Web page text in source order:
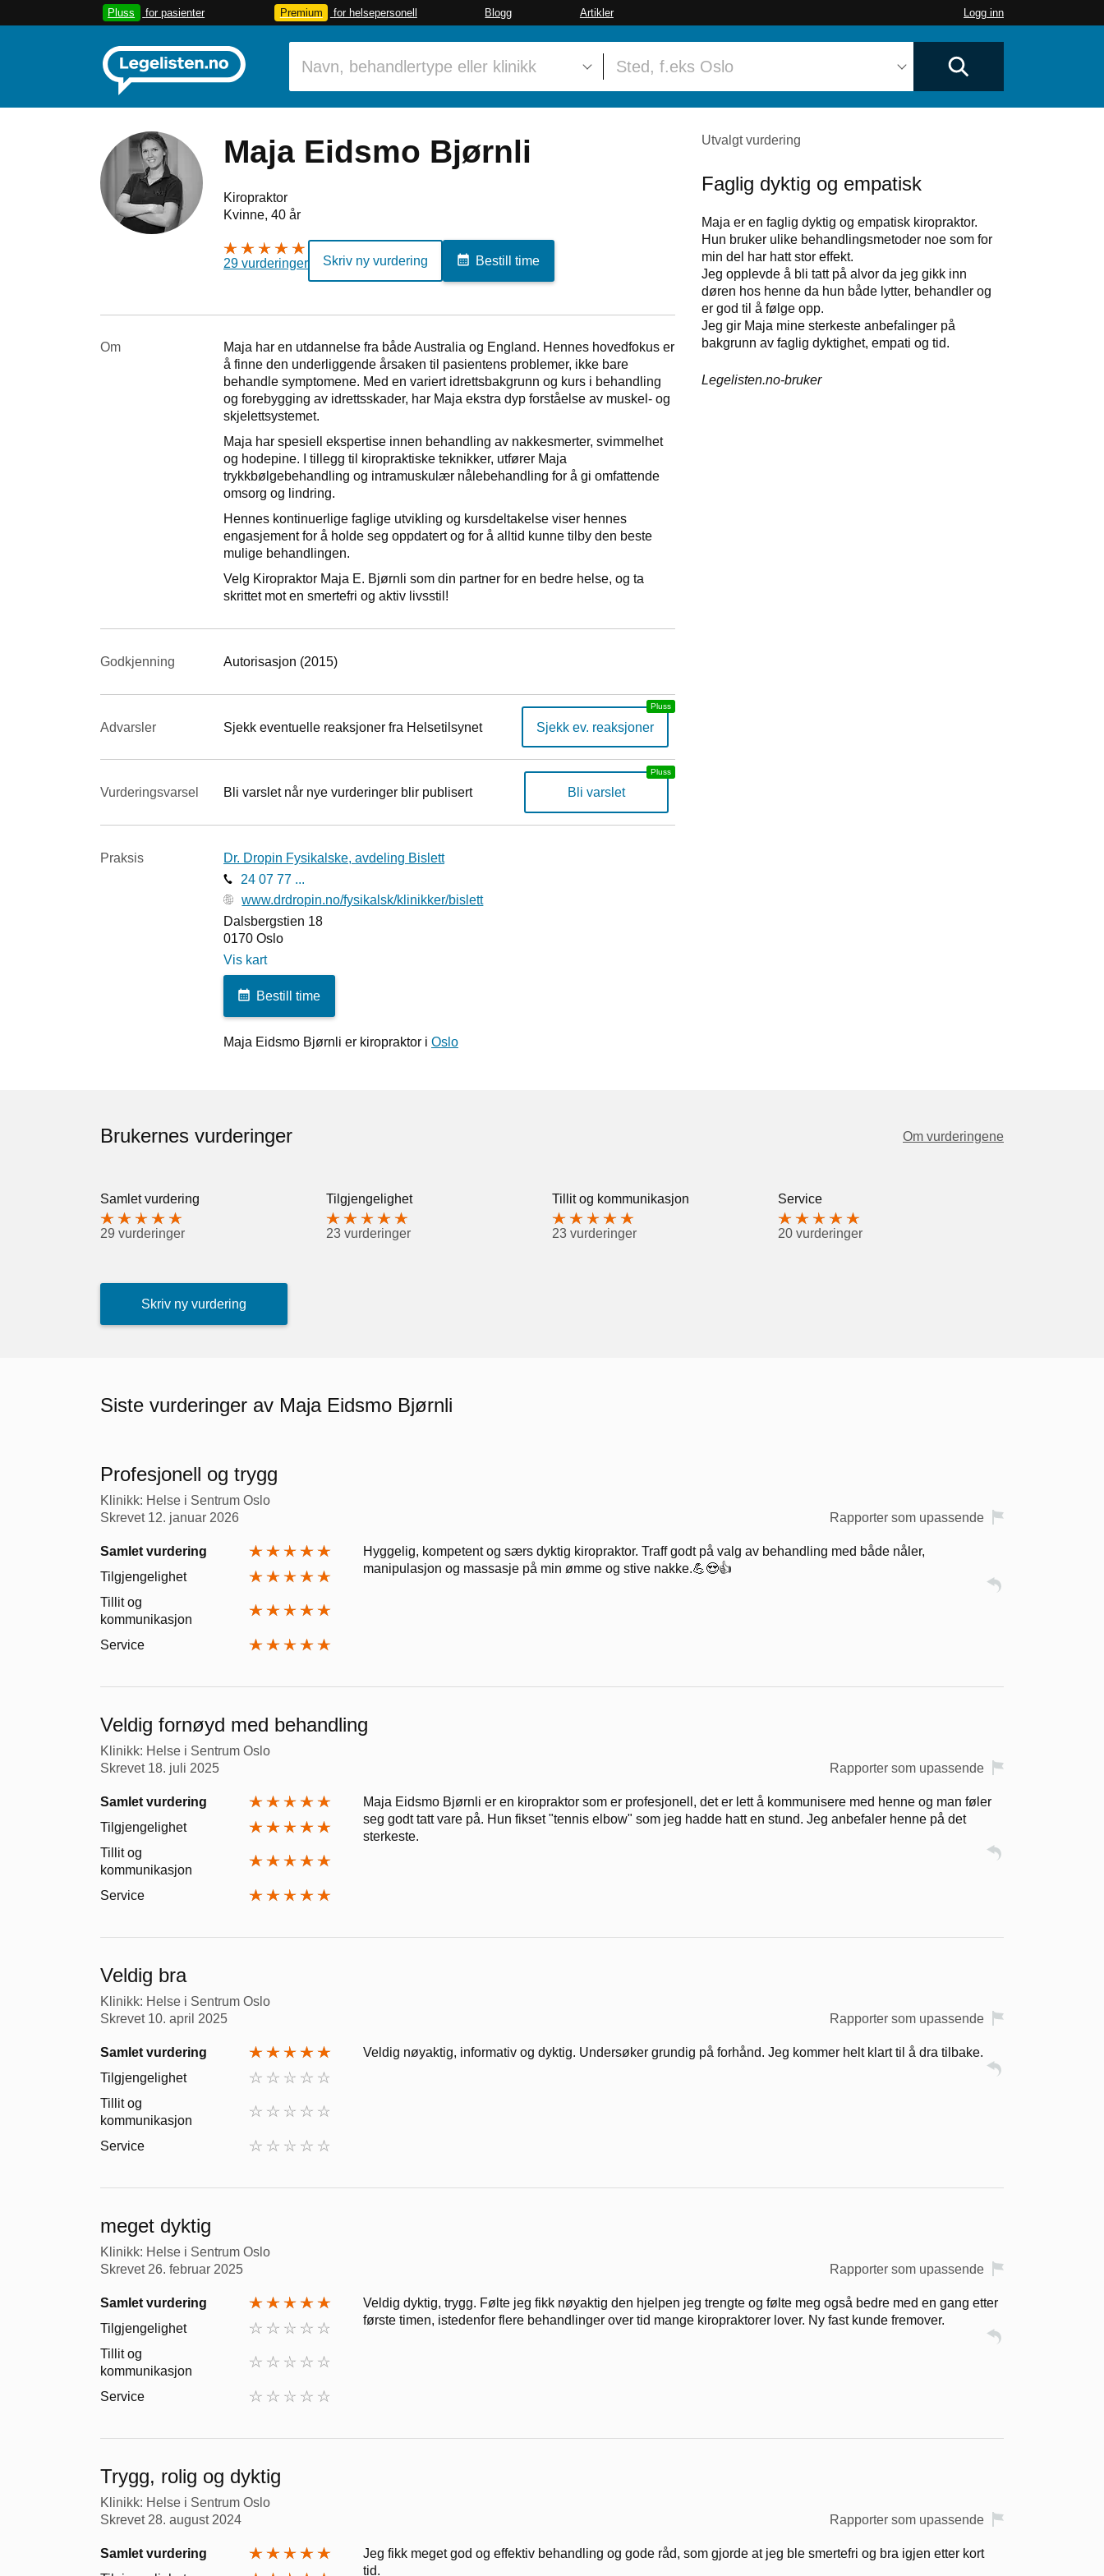
Pluss for pasienter Premium for helsepersonell Blogg Artikler Logg inn
Maja Eidsmo Bjørnli
Kiropraktor
Kvinne, 40 år
29 vurderinger Skriv ny vurdering Bestill time
Utvalgt vurdering
Faglig dyktig og empatisk
Maja er en faglig dyktig og empatisk kiropraktor.
Hun bruker ulike behandlingsmetoder noe som for
min del har hatt stor effekt.
Jeg opplevde å bli tatt på alvor da jeg gikk inn
døren hos henne da hun både lytter, behandler og
er god til å følge opp.
Jeg gir Maja mine sterkeste anbefalinger på
bakgrunn av faglig dyktighet, empati og tid.
Legelisten.no-bruker
Om
Maja har en utdannelse fra både Australia og England. Hennes hovedfokus er
å finne den underliggende årsaken til pasientens problemer, ikke bare
behandle symptomene. Med en variert idrettsbakgrunn og kurs i behandling
og forebygging av idrettsskader, har Maja ekstra dyp forståelse av muskel- og
skjelettsystemet.
Maja har spesiell ekspertise innen behandling av nakkesmerter, svimmelhet
og hodepine. I tillegg til kiropraktiske teknikker, utfører Maja
trykkbølgebehandling og intramuskulær nålebehandling for å gi omfattende
omsorg og lindring.
Hennes kontinuerlige faglige utvikling og kursdeltakelse viser hennes
engasjement for å holde seg oppdatert og for å alltid kunne tilby den beste
mulige behandlingen.
Velg Kiropraktor Maja E. Bjørnli som din partner for en bedre helse, og ta
skrittet mot en smertefri og aktiv livsstil!
Godkjenning Autorisasjon (2015)
Advarsler Sjekk eventuelle reaksjoner fra Helsetilsynet Sjekk ev. reaksjoner
Vurderings­varsel Bli varslet når nye vurderinger blir publisert Bli varslet
Praksis
Dr. Dropin Fysikalske, avdeling Bislett
24 07 77 ...
www.drdropin.no/fysikalsk/klinikker/bislett
Dalsbergstien 18
0170 Oslo
Vis kart
Bestill time
Maja Eidsmo Bjørnli er kiropraktor i Oslo
Brukernes vurderinger Om vurderingene
Samlet vurdering
29 vurderinger
Tilgjengelighet
23 vurderinger
Tillit og kommunikasjon
23 vurderinger
Service
20 vurderinger
Skriv ny vurdering
Siste vurderinger av Maja Eidsmo Bjørnli
Profesjonell og trygg
Klinikk: Helse i Sentrum Oslo
Skrevet 12. januar 2026 Rapporter som upassende
Samlet vurdering
Tilgjengelighet
Tillit og
kommunikasjon
Service
Hyggelig, kompetent og særs dyktig kiropraktor. Traff godt på valg av behandling med både nåler,
manipulasjon og massasje på min ømme og stive nakke.💪😍👍
Veldig fornøyd med behandling
Klinikk: Helse i Sentrum Oslo
Skrevet 18. juli 2025 Rapporter som upassende
Samlet vurdering
Tilgjengelighet
Tillit og
kommunikasjon
Service
Maja Eidsmo Bjørnli er en kiropraktor som er profesjonell, det er lett å kommunisere med henne og man føler
seg godt tatt vare på. Hun fikset "tennis elbow" som jeg hadde hatt en stund. Jeg anbefaler henne på det
sterkeste.
Veldig bra
Klinikk: Helse i Sentrum Oslo
Skrevet 10. april 2025 Rapporter som upassende
Samlet vurdering
Tilgjengelighet
Tillit og
kommunikasjon
Service
Veldig nøyaktig, informativ og dyktig. Undersøker grundig på forhånd. Jeg kommer helt klart til å dra tilbake.
meget dyktig
Klinikk: Helse i Sentrum Oslo
Skrevet 26. februar 2025 Rapporter som upassende
Samlet vurdering
Tilgjengelighet
Tillit og
kommunikasjon
Service
Veldig dyktig, trygg. Følte jeg fikk nøyaktig den hjelpen jeg trengte og følte meg også bedre med en gang etter
første timen, istedenfor flere behandlinger over tid mange kiropraktorer lover. Ny fast kunde fremover.
Trygg, rolig og dyktig
Klinikk: Helse i Sentrum Oslo
Skrevet 28. august 2024 Rapporter som upassende
Samlet vurdering
Jeg fikk meget god og effektiv behandling og gode råd, som gjorde at jeg ble smertefri og bra igjen etter kort
tid.